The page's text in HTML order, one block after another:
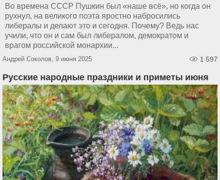
Во времена СССР Пушкин был «наше всё», но когда он
рухнул, на великого поэта яростно набросились
либералы и делают это и сегодня. Почему? Ведь нас
учили, что он и сам был либералом, демократом и
врагом российской монархии...
Андрей Соколов, 9 июня 2025 1 597
Русские народные праздники и приметы июня